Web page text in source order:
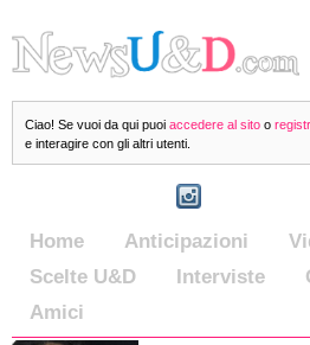
Ciao! Se vuoi da qui puoi accedere al sito o
e interagire con gli altri utenti.
Home Anticipazioni
Scelte U&D
Interviste
Amici